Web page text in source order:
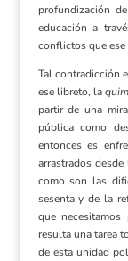
profundización
educación a
conflictos que
Tal contradicción
ese libreto, la
partir de una
pública como
entonces es
arrastrados
como son las
sesenta y de la
que
resulta una tarea
de esta unidad